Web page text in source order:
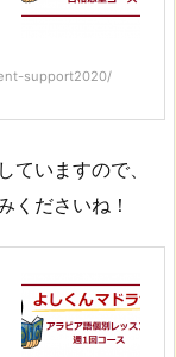
support2020/
ていますので、
くださいね！